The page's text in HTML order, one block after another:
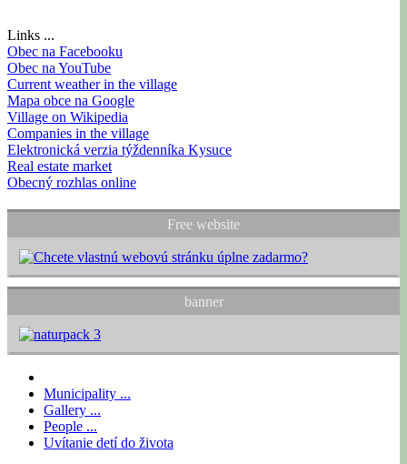
Links ...
Obec na Facebooku
Obec na YouTube
Current weather in the village
Mapa obce na Google
Village on Wikipedia
Companies in the village
Elektronická verzia týždenníka Kysuce
Real estate market
Obecný rozhlas online
Free website
banner
Municipality ...
Gallery ...
People ...
Uvítanie detí do života